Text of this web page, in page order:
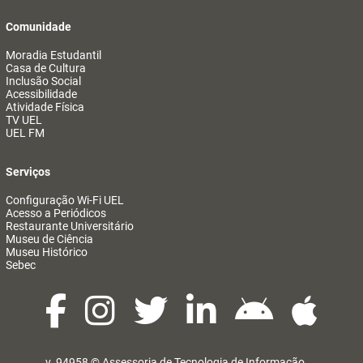
Comunidade
Moradia Estudantil
Casa de Cultura
Inclusão Social
Acessibilidade
Atividade Física
TV UEL
UEL FM
Serviços
Configuração Wi-Fi UEL
Acesso a Periódicos
Restaurante Universitário
Museu de Ciência
Museu Histórico
Sebec